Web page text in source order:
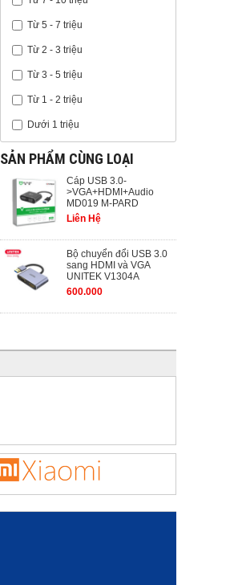
Từ 5 - 7 triệu
Từ 2 - 3 triệu
Từ 3 - 5 triệu
Từ 1 - 2 triệu
Dưới 1 triệu
SẢN PHẨM CÙNG LOẠI
Cáp USB 3.0-
>VGA+HDMI+Audio
MD019 M-PARD
Liên Hệ
Bộ chuyển đổi USB 3.0
sang HDMI và VGA
UNITEK V1304A
600.000